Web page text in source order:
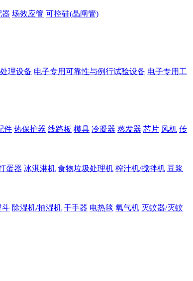
器 场效应管 可控硅(晶闸管)
理设备 电子专用可靠性与例行试验设备 电子专用工
件 热保护器 线路板 模具 冷凝器 蒸发器 芯片 风机 传
蛋器 冰淇淋机 食物垃圾处理机 榨汁机/搅拌机 豆浆
斗 除湿机/抽湿机 干手器 电热毯 氧气机 灭蚊器/灭蚊